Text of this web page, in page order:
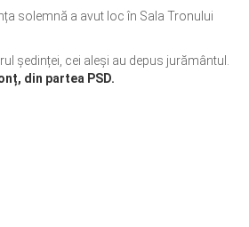
solemnă a avut loc în Sala Tronului
ședinței, cei aleși au depus jurământul.
din partea PSD.